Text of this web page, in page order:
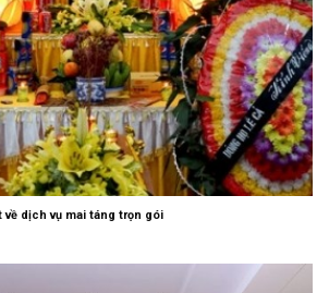
dịch vụ mai táng trọn gói